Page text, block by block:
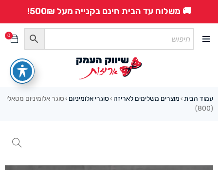
🚚 משלוח עד הבית חינם בקנייה מעל 500₪!
0
עמוד הבית › מוצרים משלימים לאריזה ›סוגרי אלומיניום › סוגר אלומיניום מטאלי
(800)